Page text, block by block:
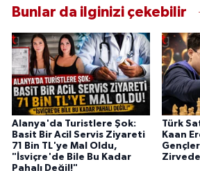
Bunlar da ilginizi çekebilir
Alanya'da Turistlere Şok:
Basit Bir Acil Servis Ziyareti
71 Bin TL'ye Mal Oldu,
"İsviçre'de Bile Bu Kadar
Pahalı Değil!"
Türk
Kaan